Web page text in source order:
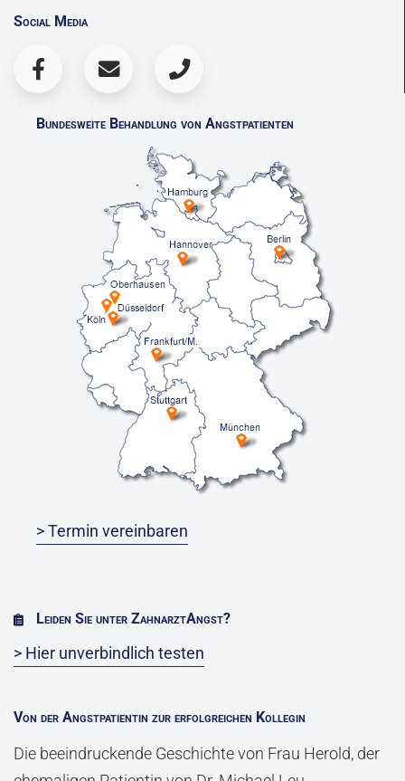
Social Media
Bundesweite Behandlung von Angstpatienten
> Termin vereinbaren
Leiden Sie unter ZahnarztAngst?
> Hier unverbindlich testen
Von der Angstpatientin zur erfolgreichen Kollegin
Die beeindruckende Geschichte von Frau Herold, der